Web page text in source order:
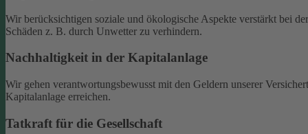
Wir berücksichtigen soziale und ökologische Aspekte verstärkt bei
Schäden z. B. durch Unwetter zu verhindern.
Nachhaltigkeit in der Kapitalanlage
Wir gehen verantwortungsbewusst mit den Geldern unserer
Kapitalanlage erreichen.
Tatkraft für die Gesellschaft